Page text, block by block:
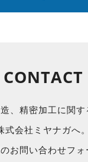
CONTACT
、精密加工に関
式会社ミヤナガへ。
お問い合わせフォ